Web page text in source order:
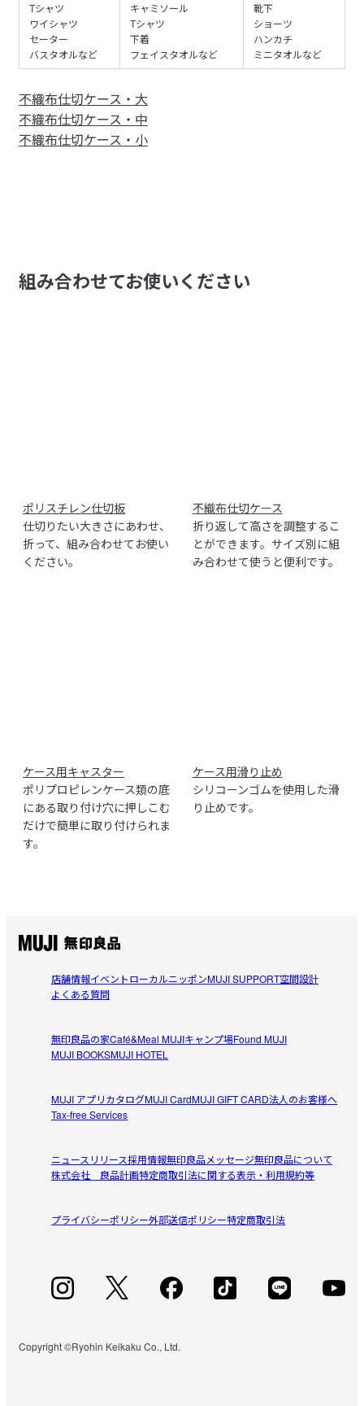
Tシャツ
ワイシャツ
セーター
バスタオルなど
キャミソール
Tシャツ
下着
フェイスタオルなど
靴下
ショーツ
ハンカチ
ミニタオルなど
不織布仕切ケース・大
不織布仕切ケース・中
不織布仕切ケース・小
組み合わせてお使いください
ポリスチレン仕切板
仕切りたい大きさにあわせ、
折って、組み合わせてお使い
ください。
不織布仕切ケース
折り返して高さを調整するこ
とができます。サイズ別に組
み合わせて使うと便利です。
ケース用キャスター
ポリプロピレンケース類の底
にある取り付け穴に押しこむ
だけで簡単に取り付けられま
す。
ケース用滑り止め
シリコーンゴムを使用した滑
り止めです。
店舗情報イベントローカルニッポンMUJI SUPPORT空間設計
よくある質問
無印良品の家Café&Meal MUJIキャンプ場Found MUJI
MUJI BOOKSMUJI HOTEL
MUJI アプリカタログMUJI CardMUJI GIFT CARD法人のお客様へ
Tax-free Services
ニュースリリース採用情報無印良品メッセージ無印良品について
株式会社 良品計画特定商取引法に関する表示・利用規約等
プライバシーポリシー外部送信ポリシー特定商取引法
Copyright ©Ryohin Keikaku Co., Ltd.